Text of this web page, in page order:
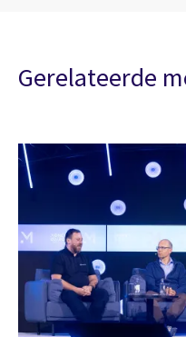
Gerelateerde